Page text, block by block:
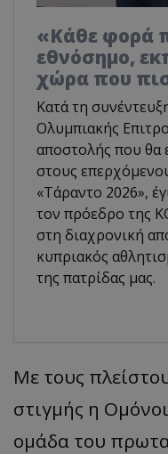
«Κάθε φορά
εθνόσημο,
χώρα που
Κατά τη
Ολυμπιακής
αποστολής που θα
στους
«Τάραντο 2026»,
τον πρόεδρο της
στη διαχρονική
κυπριακός
της πατρίδας μας.
Με τους
στιγμής η
ομάδα του